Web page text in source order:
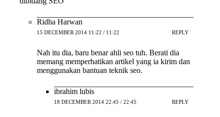
Ridha Harwan
15 DECEMBER 2014 11:22 / 11:22 REPLY
Nah itu dia, baru benar ahli seo tuh. Berati dia
memang memperhatikan artikel yang ia kirim dan
menggunakan bantuan teknik seo.
ibrahim lubis
18 DECEMBER 2014 22:45 / 22:45 REPLY